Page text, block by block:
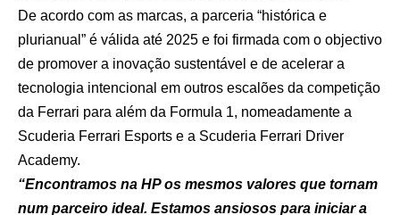
De acordo com as marcas, a parceria “histórica e
plurianual” é válida até 2025 e foi firmada com o objectivo
de promover a inovação sustentável e de acelerar a
tecnologia intencional em outros escalões da competição
da Ferrari para além da Formula 1, nomeadamente a
Scuderia Ferrari Esports e a Scuderia Ferrari Driver
Academy.
“Encontramos na HP os mesmos valores que tornam
num parceiro ideal. Estamos ansiosos para iniciar a